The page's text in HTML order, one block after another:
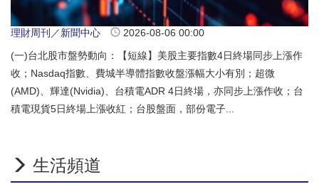
理財周刊／新聞中心
2026-08-06 00:00
(一)台北股市盤勢動向：【短線】美股主要指數4日終場同步上漲作
收；Nasdaq指數、費城半導體指數收盤漲幅大小有別；超微
(AMD)、輝達(Nvidia)、台積電ADR 4日終場，亦同步上漲作收；台
積電現貨5日終場上漲收紅；台股盤面，部份電子...
生活頻道